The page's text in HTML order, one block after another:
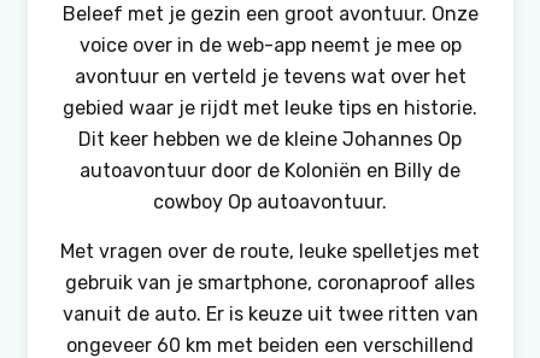
Beleef met je gezin een groot avontuur. Onze
voice over in de web-app neemt je mee op
avontuur en verteld je tevens wat over het
gebied waar je rijdt met leuke tips en historie.
Dit keer hebben we de kleine Johannes Op
autoavontuur door de Koloniën en Billy de
cowboy Op autoavontuur.
Met vragen over de route, leuke spelletjes met
gebruik van je smartphone, coronaproof alles
vanuit de auto. Er is keuze uit twee ritten van
ongeveer 60 km met beiden een verschillend